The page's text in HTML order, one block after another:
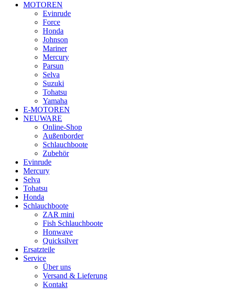
MOTOREN
Evinrude
Force
Honda
Johnson
Mariner
Mercury
Parsun
Selva
Suzuki
Tohatsu
Yamaha
E-MOTOREN
NEUWARE
Online-Shop
Außenborder
Schlauchboote
Zubehör
Evinrude
Mercury
Selva
Tohatsu
Honda
Schlauchboote
ZAR mini
Fish Schlauchboote
Honwave
Quicksilver
Ersatzteile
Service
Über uns
Versand & Lieferung
Kontakt